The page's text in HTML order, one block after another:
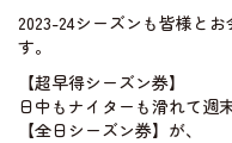
2023-24シーズンも皆様と
す。
【超早得シーズン券】
日中もナイターも滑れて週
【全日シーズン券】が、